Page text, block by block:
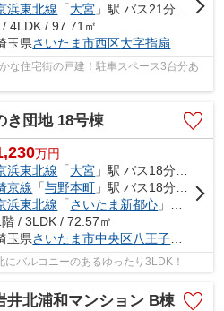
浜東北線 「大宮 」駅 バス21分 「新屋敷」 停歩4分
/ 4LDK / 97.71㎡
玉県さいたま市西区大字指扇
な住宅街の戸建！駐車スペース3台分あ
き団地 18号棟
万円
浜東北線 「大宮 」駅 バス18分 「白鍬」 停歩2分
京線 「与野本町 」駅 バス18分 「白鍬」 停歩2分
浜東北線 「さいたま新都心 」駅 バス20分 「白鍬」 停歩2分
階 / 3LDK / 72.57㎡
玉県さいたま市中央区八王子
にバルコニーのあるゆったり3LDK！
井北浦和マンション B棟